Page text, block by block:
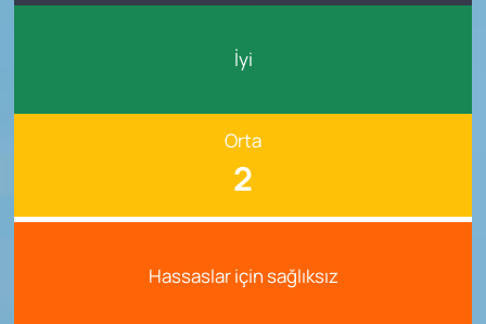
İyi
Orta
2
Hassaslar için sağlıksız